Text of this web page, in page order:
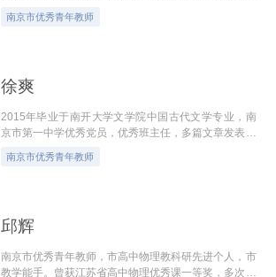
者、中国心理学会会员。曾获江苏省...
南京市优秀青年教师
徐爽
2015年毕业于南开大学文学院中国古代文学专业，南
京市第一中学优秀党员，优秀班主任，多篇文章发表于
第十一届优秀青年教师。教育格言:为天...
南京市优秀青年教师
邱辉
南京市优秀青年教师，市高中物理教科研先进个人，市
教学能手。曾获江苏省高中物理优秀课一等奖，多次荣